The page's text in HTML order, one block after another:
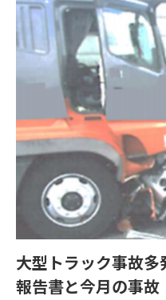
大型トラック事故
報告書と今月の事故